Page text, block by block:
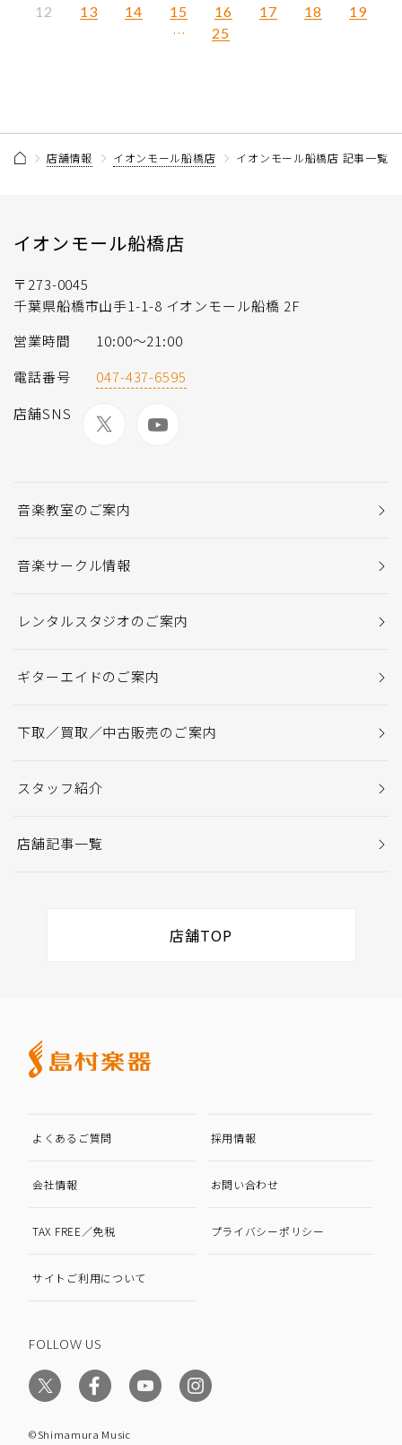
12
13 14 15 16 17 18 19
… 25
店舗情報 イオンモール船橋店 イオンモール船橋店 記事一覧
イオンモール船橋店
〒273-0045
千葉県船橋市山手1-1-8 イオンモール船橋 2F
営業時間
10:00〜21:00
電話番号
047-437-6595
店舗SNS
音楽教室のご案内
音楽サークル情報
レンタルスタジオのご案内
ギターエイドのご案内
下取／買取／中古販売のご案内
スタッフ紹介
店舗記事一覧
店舗TOP
よくあるご質問 採用情報
会社情報 お問い合わせ
TAX FREE／免税 プライバシーポリシー
サイトご利用について
FOLLOW US
©Shimamura Music